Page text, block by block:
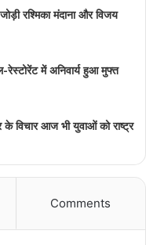
रश्मिका मंदाना और विजय
में अनिवार्य हुआ मुफ्त
के विचार आज भी युवाओं को राष्ट्र
Comments